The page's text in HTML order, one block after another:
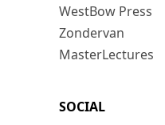
WestBow Press
Zondervan
MasterLectures
SOCIAL